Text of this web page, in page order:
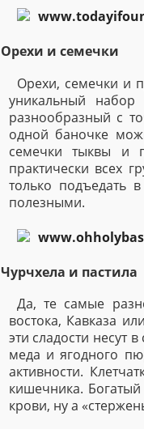
Орехи и семечки
Орехи, семечки и
уникальный
разнообразный с
одной баночке
семечки тыквы и
практически всех
только подъедать
полезными.
Чурчхела и пастила
Да, те самые
востока, Кавказа
эти сладости несут
меда и ягодного
активности.
кишечника.
крови, ну а